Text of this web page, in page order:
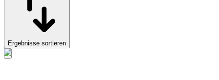
Ergebnisse sortieren